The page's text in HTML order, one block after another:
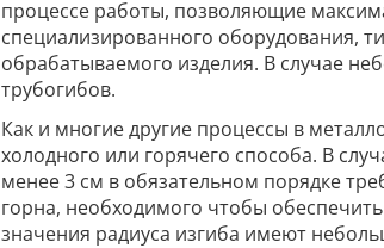
процессе работы, позволяющие
специализированного оборудования,
обрабатываемого изделия. В случае
трубогибов.
Как и многие другие процессы в
холодного или горячего способа. В
менее 3 см в обязательном порядке
горна, необходимого чтобы
значения радиуса изгиба имеют